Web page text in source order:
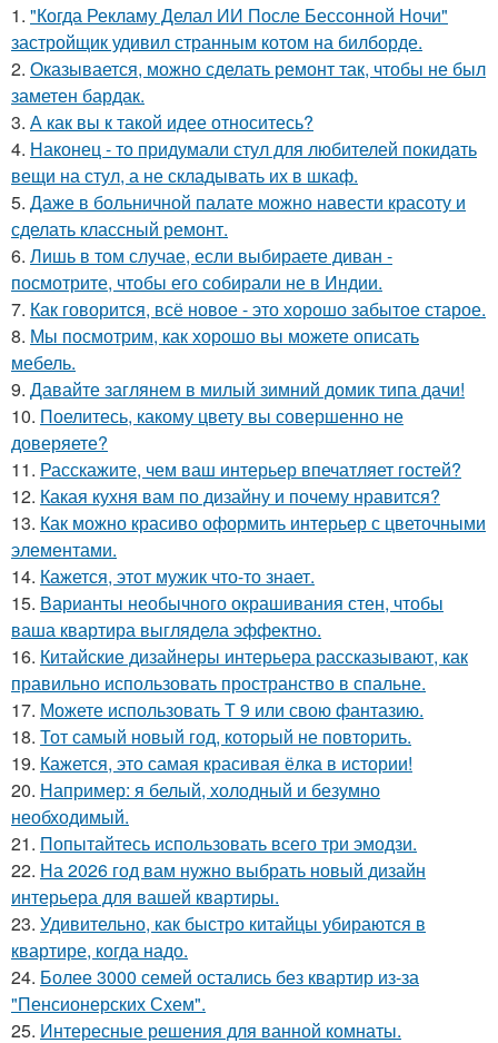
1. "Когда Рекламу Делал ИИ После Бессонной Ночи"
застройщик удивил странным котом на билборде.
2. Оказывается, можно сделать ремонт так, чтобы не был
заметен бардак.
3. А как вы к такой идее относитесь?
4. Наконец - то придумали стул для любителей покидать
вещи на стул, а не складывать их в шкаф.
5. Даже в больничной палате можно навести красоту и
сделать классный ремонт.
6. Лишь в том случае, если выбираете диван -
посмотрите, чтобы его собирали не в Индии.
7. Как говорится, всё новое - это хорошо забытое старое.
8. Мы посмотрим, как хорошо вы можете описать
мебель.
9. Давайте заглянем в милый зимний домик типа дачи!
10. Поелитесь, какому цвету вы совершенно не
доверяете?
11. Расскажите, чем ваш интерьер впечатляет гостей?
12. Какая кухня вам по дизайну и почему нравится?
13. Как можно красиво оформить интерьер с цветочными
элементами.
14. Кажется, этот мужик что-то знает.
15. Варианты необычного окрашивания стен, чтобы
ваша квартира выглядела эффектно.
16. Китайские дизайнеры интерьера рассказывают, как
правильно использовать пространство в спальне.
17. Можете использовать Т 9 или свою фантазию.
18. Тот самый новый год, который не повторить.
19. Кажется, это самая красивая ёлка в истории!
20. Например: я белый, холодный и безумно
необходимый.
21. Попытайтесь использовать всего три эмодзи.
22. На 2026 год вам нужно выбрать новый дизайн
интерьера для вашей квартиры.
23. Удивительно, как быстро китайцы убираются в
квартире, когда надо.
24. Более 3000 семей остались без квартир из-за
"Пенсионерских Схем".
25. Интересные решения для ванной комнаты.